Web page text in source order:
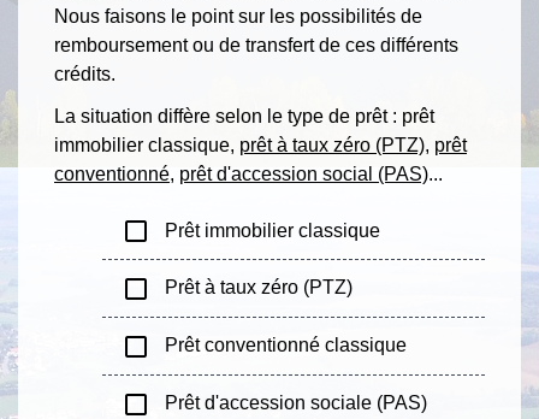
Nous faisons le point sur les possibilités de
remboursement ou de transfert de ces différents
crédits.
La situation diffère selon le type de prêt : prêt
immobilier classique, prêt à taux zéro (PTZ), prêt
conventionné, prêt d'accession social (PAS)...
check_box_outline_blank Prêt immobilier classique
check_box_outline_blank Prêt à taux zéro (PTZ)
check_box_outline_blank Prêt conventionné classique
check_box_outline_blank Prêt d'accession sociale (PAS)